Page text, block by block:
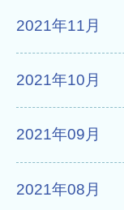
2021年11月
2021年10月
2021年09月
2021年08月